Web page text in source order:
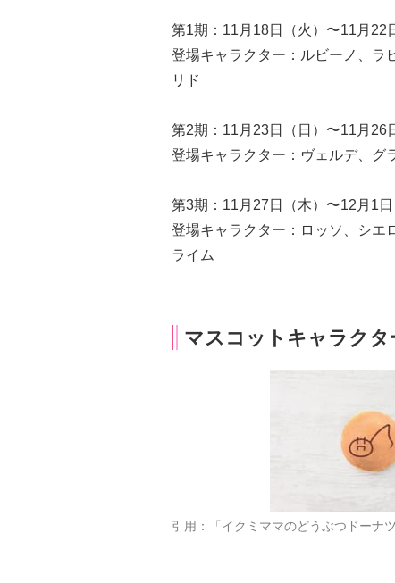
第1期：11月18日（火）〜11月22
登場キャラクター：ルビーノ、ラ
リド
第2期：11月23日（日）〜11月26
登場キャラクター：ヴェルデ、グ
第3期：11月27日（木）〜12月1
登場キャラクター：ロッソ、シエ
ライム
マスコットキャラク
引用：「イクミママのどうぶつドーナツ